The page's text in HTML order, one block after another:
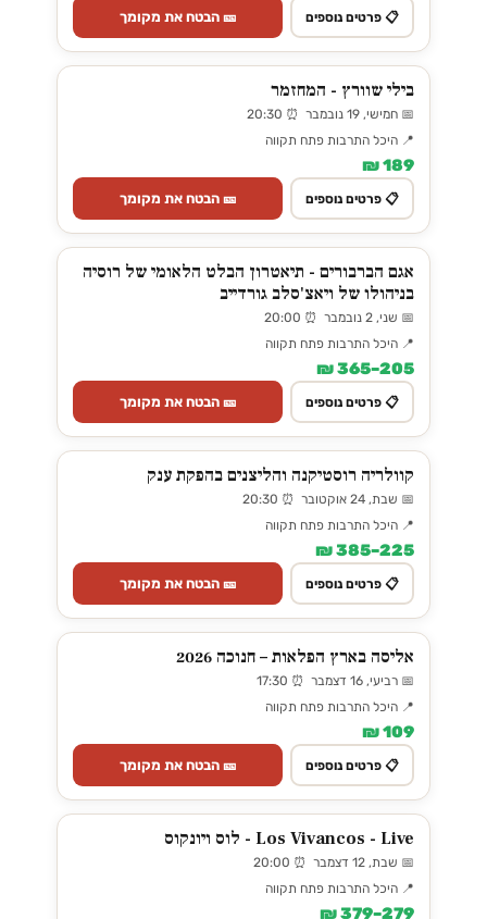
📋 פרטים נוספים 🎫 הבטח את מקומך
בילי שוורץ - המחזמר
📅 חמישי, 19 נובמבר ⏰ 20:30
📍 היכל התרבות פתח תקווה
189 ₪
📋 פרטים נוספים 🎫 הבטח את מקומך
אגם הברבורים - תיאטרון הבלט הלאומי של רוסיה
בניהולו של ויאצ'סלב גורדייב
📅 שני, 2 נובמבר ⏰ 20:00
📍 היכל התרבות פתח תקווה
205–365 ₪
📋 פרטים נוספים 🎫 הבטח את מקומך
קוולריה רוסטיקנה והליצנים בהפקת ענק
📅 שבת, 24 אוקטובר ⏰ 20:30
📍 היכל התרבות פתח תקווה
225–385 ₪
📋 פרטים נוספים 🎫 הבטח את מקומך
אליסה בארץ הפלאות – חנוכה 2026
📅 רביעי, 16 דצמבר ⏰ 17:30
📍 היכל התרבות פתח תקווה
109 ₪
📋 פרטים נוספים 🎫 הבטח את מקומך
Los Vivancos - Live - לוס ויונקוס
📅 שבת, 12 דצמבר ⏰ 20:00
📍 היכל התרבות פתח תקווה
279–379 ₪